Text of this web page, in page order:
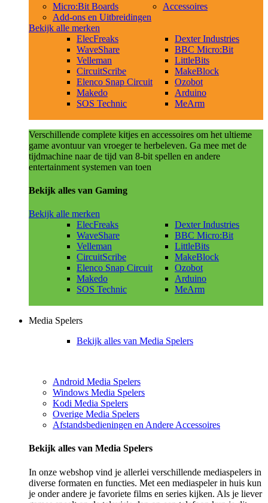
Micro:Bit Boards
Add-ons en Uitbreidingen
Accessoires
Bekijk alle merken
ElecFreaks
WaveShare
Velleman
CircuitScribe
Elenco Snap Circuit
Makedo
SOS Technic
Dexter Industries
BBC Micro:Bit
LittleBits
MakeBlock
Ozobot
Arduino
MeArm
Verschillende complete kitjes en accessoires om het ultieme
game avontuur van vroeger te herbeleven. Ga mee met de
tijdmachine naar de tijd van 8-bit spellen en andere
entertainment systemen van toen
Bekijk alles van Gaming
Bekijk alle merken
ElecFreaks
WaveShare
Velleman
CircuitScribe
Elenco Snap Circuit
Makedo
SOS Technic
Dexter Industries
BBC Micro:Bit
LittleBits
MakeBlock
Ozobot
Arduino
MeArm
Media Spelers
Bekijk alles van Media Spelers
Android Media Spelers
Windows Media Spelers
Kodi Media Spelers
Overige Media Spelers
Afstandsbedieningen en Andere Accessoires
Bekijk alles van Media Spelers
In onze webshop vind je allerlei verschillende mediaspelers in
diverse formaten en functies. Met een mediaspeler in huis kun
je onder andere je favoriete films en series kijken. Als je liever